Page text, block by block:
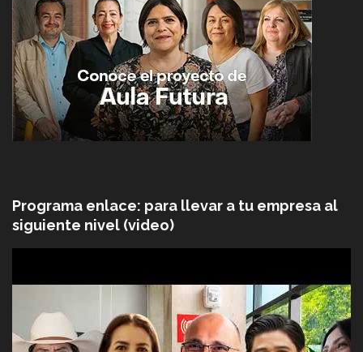
Programa enlace: para llevar a tu empresa al
siguiente nivel (video)